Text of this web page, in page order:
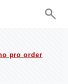
pro order